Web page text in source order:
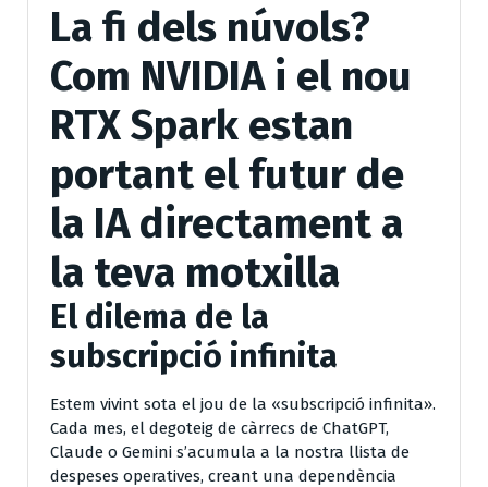
La fi dels núvols?
Com NVIDIA i el nou
RTX Spark estan
portant el futur de
la IA directament a
la teva motxilla
El dilema de la
subscripció infinita
Estem vivint sota el jou de la «subscripció infinita».
Cada mes, el degoteig de càrrecs de ChatGPT,
Claude o Gemini s’acumula a la nostra llista de
despeses operatives, creant una dependència